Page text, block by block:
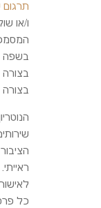
ו/או
בשפה
בצורה
כל